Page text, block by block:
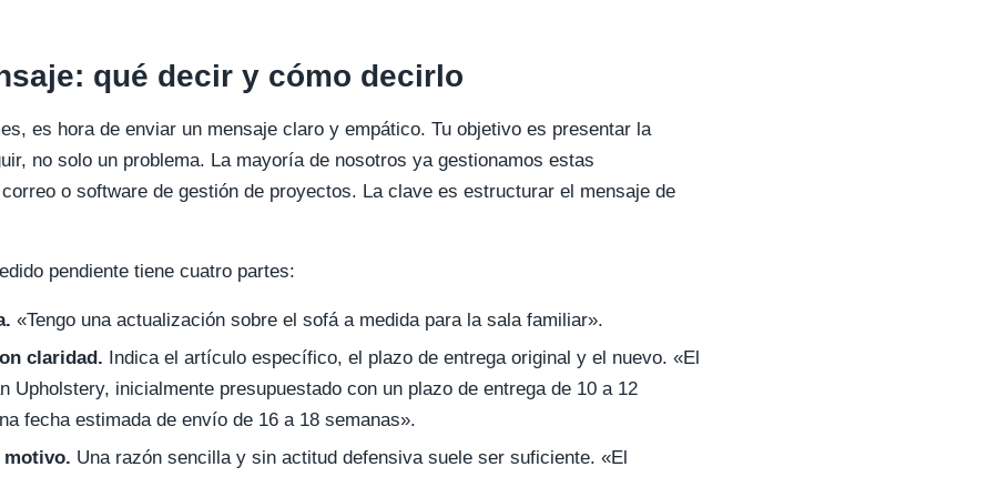
qué decir y cómo decirlo
es hora de enviar un mensaje claro y empático. Tu objetivo es presentar la
no solo un problema. La mayoría de nosotros ya gestionamos estas
o software de gestión de proyectos. La clave es estructurar el mensaje de
pendiente tiene cuatro partes:
«Tengo una actualización sobre el sofá a medida para la sala familiar».
claridad. Indica el artículo específico, el plazo de entrega original y el nuevo. «El
Upholstery, inicialmente presupuestado con un plazo de entrega de 10 a 12
fecha estimada de envío de 16 a 18 semanas».
motivo. Una razón sencilla y sin actitud defensiva suele ser suficiente. «El